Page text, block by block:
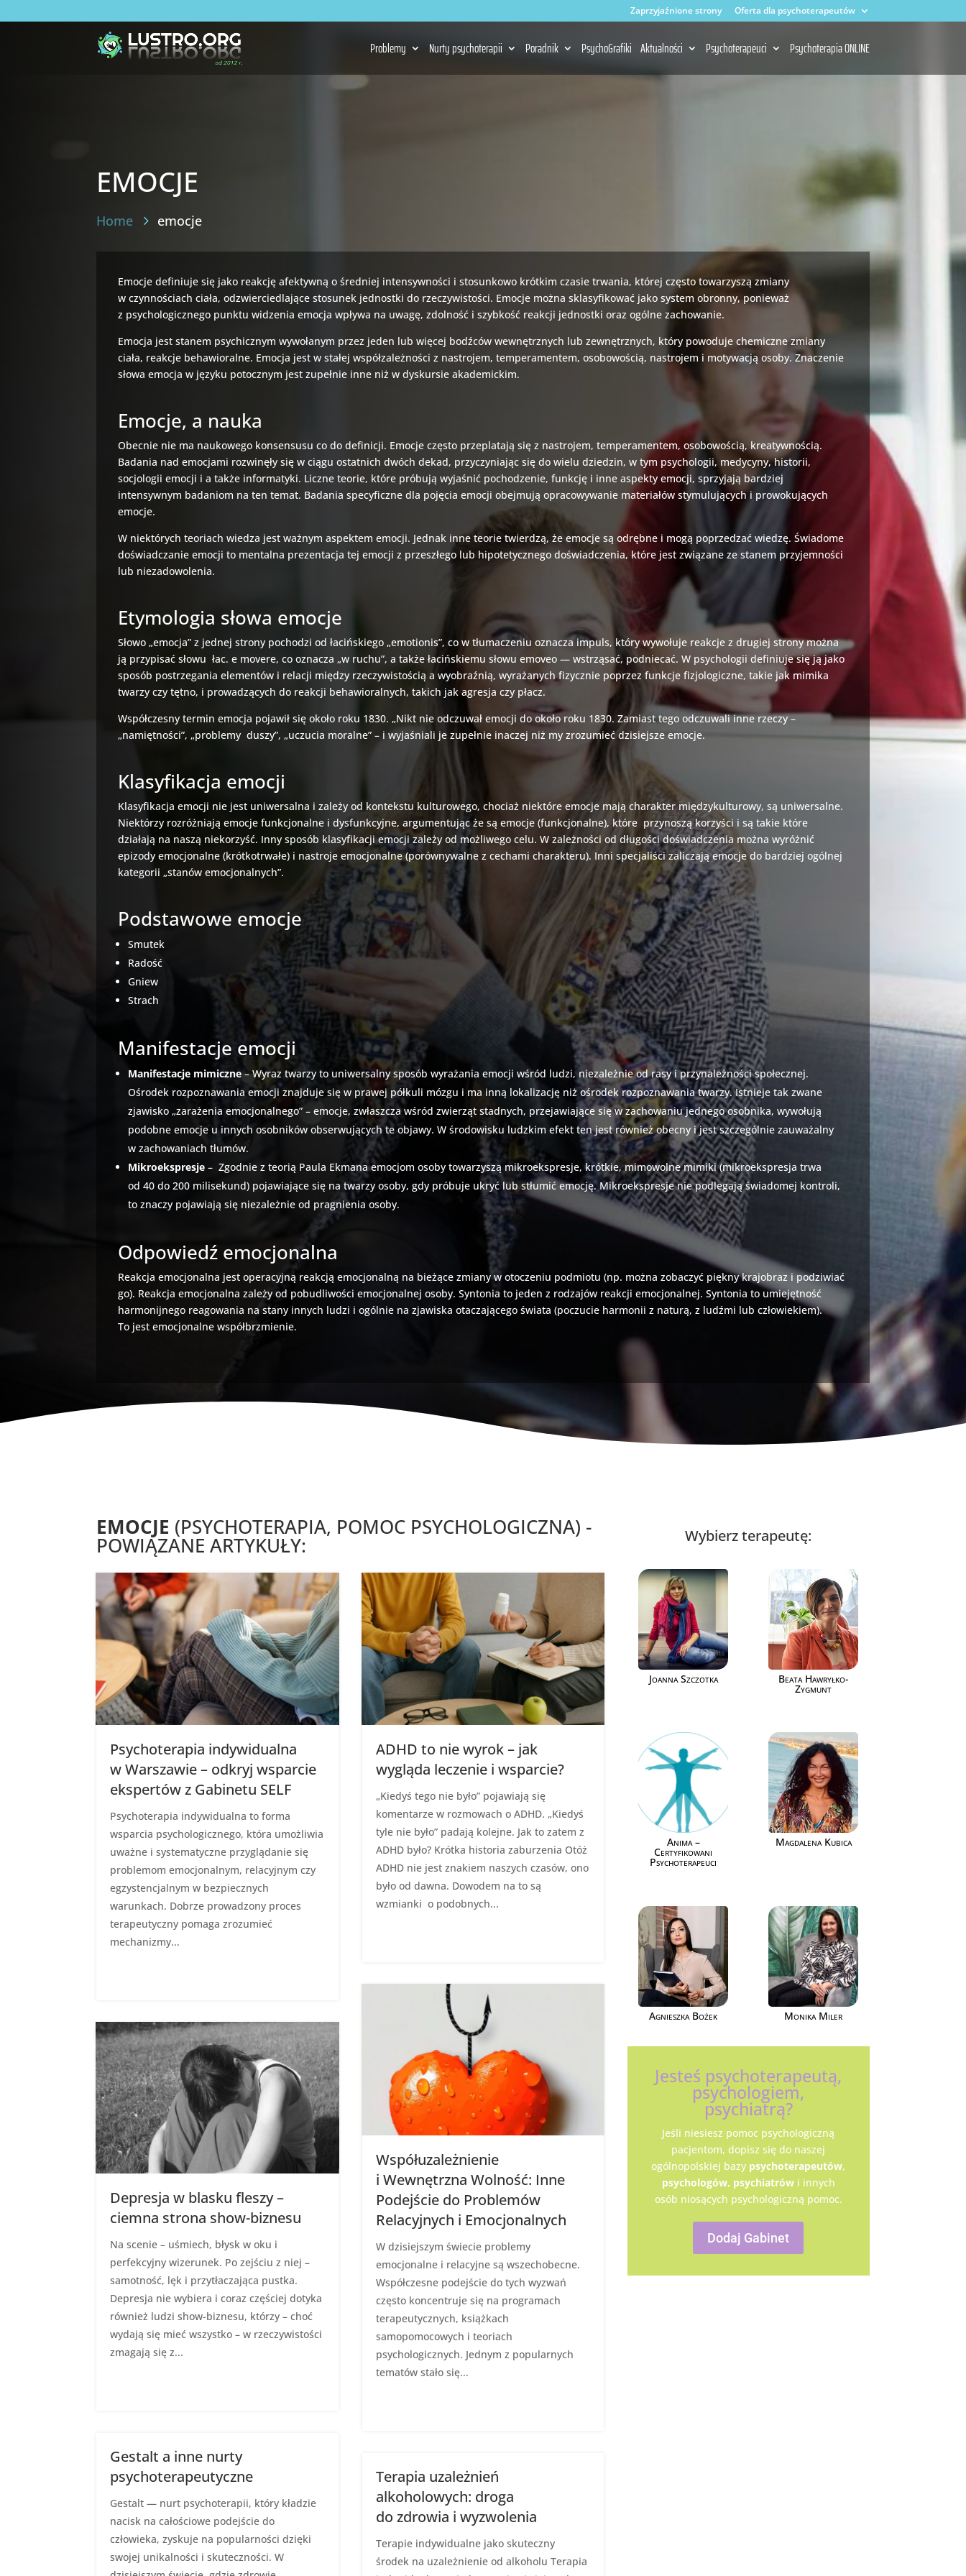
Zaprzyjaźnione strony Oferta dla psychoterapeutów
Problemy Nurty psychoterapii Poradnik PsychoGrafiki Aktualności Psychoterapeuci Psychoterapia ONLINE
emocje
Home emocje
Emocje definiuje się jako reakcję afektywną o średniej intensywności i stosunkowo krótkim czasie trwania, której często towarzyszą zmiany
w czynnościach ciała, odzwierciedlające stosunek jednostki do rzeczywistości. Emocje można sklasyfikować jako system obronny, ponieważ
z psychologicznego punktu widzenia emocja wpływa na uwagę, zdolność i szybkość reakcji jednostki oraz ogólne zachowanie.
Emocja jest stanem psychicznym wywołanym przez jeden lub więcej bodźców wewnętrznych lub zewnętrznych, który powoduje chemiczne zmiany
ciała, reakcje behawioralne. Emocja jest w stałej współzależności z nastrojem, temperamentem, osobowością, nastrojem i motywacją osoby. Znaczenie
słowa emocja w języku potocznym jest zupełnie inne niż w dyskursie akademickim.
Emocje, a nauka
Obecnie nie ma naukowego konsensusu co do definicji. Emocje często przeplatają się z nastrojem, temperamentem, osobowością, kreatywnością.
Badania nad emocjami rozwinęły się w ciągu ostatnich dwóch dekad, przyczyniając się do wielu dziedzin, w tym psychologii, medycyny, historii,
socjologii emocji i a także informatyki. Liczne teorie, które próbują wyjaśnić pochodzenie, funkcję i inne aspekty emocji, sprzyjają bardziej
intensywnym badaniom na ten temat. Badania specyficzne dla pojęcia emocji obejmują opracowywanie materiałów stymulujących i prowokujących
emocje.
W niektórych teoriach wiedza jest ważnym aspektem emocji. Jednak inne teorie twierdzą, że emocje są odrębne i mogą poprzedzać wiedzę. Świadome
doświadczanie emocji to mentalna prezentacja tej emocji z przeszłego lub hipotetycznego doświadczenia, które jest związane ze stanem przyjemności
lub niezadowolenia.
Etymologia słowa emocje
Słowo „emocja” z jednej strony pochodzi od łacińskiego „emotionis”, co w tłumaczeniu oznacza impuls, który wywołuje reakcje z drugiej strony można
ją przypisać słowu łac. e movere, co oznacza „w ruchu”, a także łacińskiemu słowu emoveo — wstrząsać, podniecać. W psychologii definiuje się ją jako
sposób postrzegania elementów i relacji między rzeczywistością a wyobraźnią, wyrażanych fizycznie poprzez funkcje fizjologiczne, takie jak mimika
twarzy czy tętno, i prowadzących do reakcji behawioralnych, takich jak agresja czy płacz.
Współczesny termin emocja pojawił się około roku 1830. „Nikt nie odczuwał emocji do około roku 1830. Zamiast tego odczuwali inne rzeczy –
„namiętności”, „problemy duszy”, „uczucia moralne” – i wyjaśniali je zupełnie inaczej niż my zrozumieć dzisiejsze emocje.
Klasyfikacja emocji
Klasyfikacja emocji nie jest uniwersalna i zależy od kontekstu kulturowego, chociaż niektóre emocje mają charakter międzykulturowy, są uniwersalne.
Niektórzy rozróżniają emocje funkcjonalne i dysfunkcyjne, argumentując że są emocje (funkcjonalne), które przynoszą korzyści i są takie które
działają na naszą niekorzyść. Inny sposób klasyfikacji emocji zależy od możliwego celu. W zależności od długości doświadczenia można wyróżnić
epizody emocjonalne (krótkotrwałe) i nastroje emocjonalne (porównywalne z cechami charakteru). Inni specjaliści zaliczają emocje do bardziej ogólnej
kategorii „stanów emocjonalnych”.
Podstawowe emocje
Smutek
Radość
Gniew
Strach
Manifestacje emocji
Manifestacje mimiczne– Wyraz twarzy to uniwersalny sposób wyrażania emocji wśród ludzi, niezależnie od rasy i przynależności społecznej.
Ośrodek rozpoznawania emocji znajduje się w prawej półkuli mózgu i ma inną lokalizację niż ośrodek rozpoznawania twarzy. Istnieje tak zwane
zjawisko „zarażenia emocjonalnego” – emocje, zwłaszcza wśród zwierząt stadnych, przejawiające się w zachowaniu jednego osobnika, wywołują
podobne emocje u innych osobników obserwujących te objawy. W środowisku ludzkim efekt ten jest również obecny i jest szczególnie zauważalny
w zachowaniach tłumów.
Mikroekspresje – Zgodnie z teorią Paula Ekmana emocjom osoby towarzyszą mikroekspresje, krótkie, mimowolne mimiki (mikroekspresja trwa
od 40 do 200 milisekund) pojawiające się na twarzy osoby, gdy próbuje ukryć lub stłumić emocję. Mikroekspresje nie podlegają świadomej kontroli,
to znaczy pojawiają się niezależnie od pragnienia osoby.
Odpowiedź emocjonalna
Reakcja emocjonalna jest operacyjną reakcją emocjonalną na bieżące zmiany w otoczeniu podmiotu (np. można zobaczyć piękny krajobraz i podziwiać
go). Reakcja emocjonalna zależy od pobudliwości emocjonalnej osoby. Syntonia to jeden z rodzajów reakcji emocjonalnej. Syntonia to umiejętność
harmonijnego reagowania na stany innych ludzi i ogólnie na zjawiska otaczającego świata (poczucie harmonii z naturą, z ludźmi lub człowiekiem).
To jest emocjonalne współbrzmienie.
EMOCJE (PSYCHOTERAPIA, POMOC PSYCHOLOGICZNA) -
POWIĄZANE ARTYKUŁY:
Psychoterapia indywidualna
w Warszawie – odkryj wsparcie
ekspertów z Gabinetu SELF
Psychoterapia indywidualna to forma
wsparcia psychologicznego, która umożliwia
uważne i systematyczne przyglądanie się
problemom emocjonalnym, relacyjnym czy
egzystencjalnym w bezpiecznych
warunkach. Dobrze prowadzony proces
terapeutyczny pomaga zrozumieć
mechanizmy...
Depresja w blasku fleszy –
ciemna strona show-biznesu
Na scenie – uśmiech, błysk w oku i
perfekcyjny wizerunek. Po zejściu z niej –
samotność, lęk i przytłaczająca pustka.
Depresja nie wybiera i coraz częściej dotyka
również ludzi show-biznesu, którzy – choć
wydają się mieć wszystko – w rzeczywistości
zmagają się z...
Gestalt a inne nurty
psychoterapeutyczne
Gestalt — nurt psychoterapii, który kładzie
nacisk na całościowe podejście do
człowieka, zyskuje na popularności dzięki
swojej unikalności i skuteczności. W
ADHD to nie wyrok – jak
wygląda leczenie i wsparcie?
„Kiedyś tego nie było” pojawiają się
komentarze w rozmowach o ADHD. „Kiedyś
tyle nie było” padają kolejne. Jak to zatem z
ADHD było? Krótka historia zaburzenia Otóż
ADHD nie jest znakiem naszych czasów, ono
było od dawna. Dowodem na to są
wzmianki o podobnych...
Współuzależnienie
i Wewnętrzna Wolność: Inne
Podejście do Problemów
Relacyjnych i Emocjonalnych
W dzisiejszym świecie problemy
emocjonalne i relacyjne są wszechobecne.
Współczesne podejście do tych wyzwań
często koncentruje się na programach
terapeutycznych, książkach
samopomocowych i teoriach
psychologicznych. Jednym z popularnych
tematów stało się...
Terapia uzależnień
alkoholowych: droga
do zdrowia i wyzwolenia
Terapie indywidualne jako skuteczny
środek na uzależnienie od alkoholu Terapia
Wybierz terapeutę:
Joanna Szczotka Beata Hawryłko-
Zygmunt
Anima –
Certyfikowani
Psychoterapeuci
Magdalena Kubica
Agnieszka Bożek Monika Miler
Jesteś psychoterapeutą,
psychologiem,
psychiatrą?
Jeśli niesiesz pomoc psychologiczną
pacjentom, dopisz się do naszej
ogólnopolskiej bazy psychoterapeutów,
psychologów, psychiatrówi innych
osób niosących psychologiczną pomoc.
Dodaj Gabinet